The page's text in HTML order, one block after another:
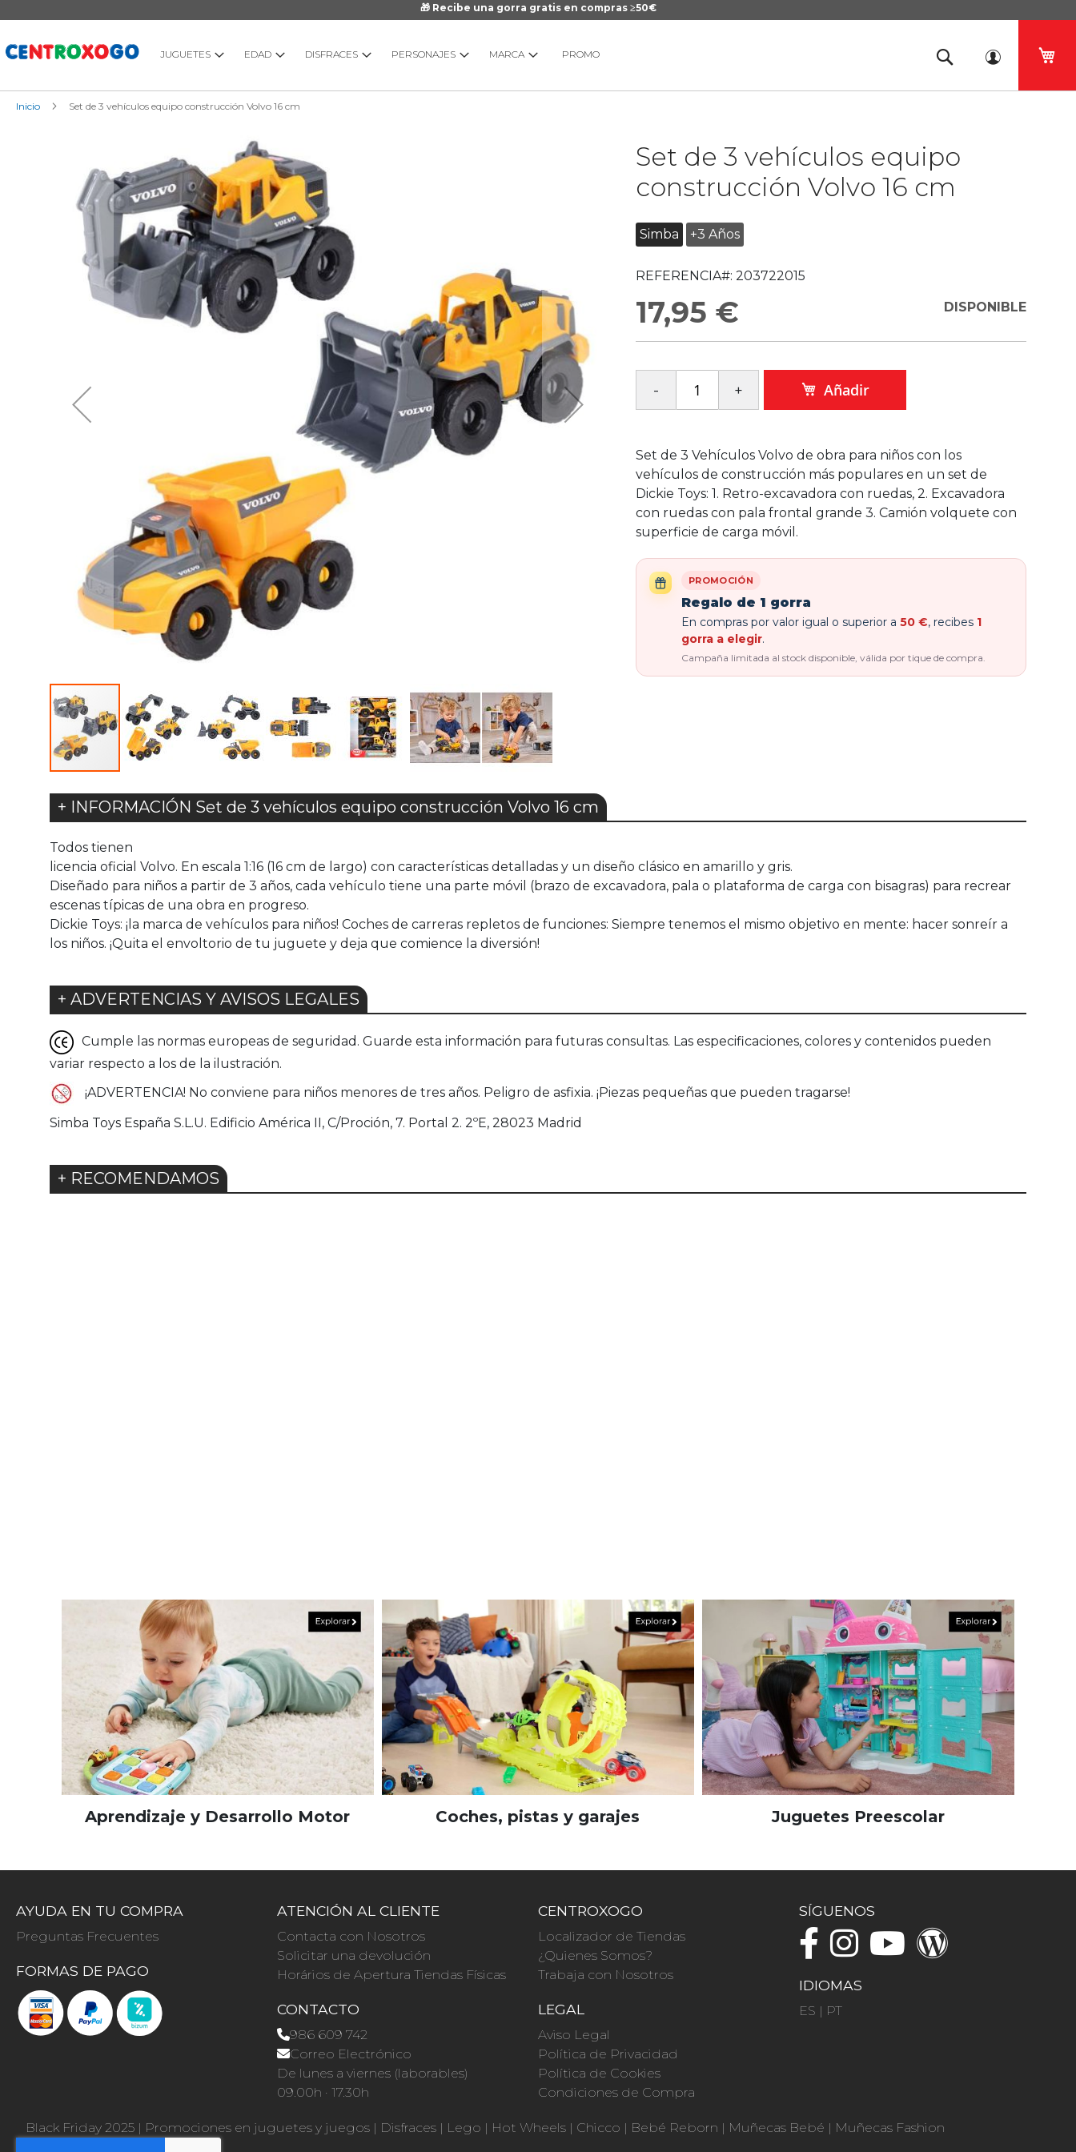
🎁 Recibe una gorra gratis en compras ≥50€
al
JUGUETES EDAD DISFRACES PERSONAJES MARCA PROMO
Inicio Set de 3 vehículos equipo construcción Volvo 16 cm
Set de 3 vehículos equipo
construcción Volvo 16 cm
Simba +3 Años
REFERENCIA#: 203722015
17,95 € DISPONIBLE
Añadir
Set de 3 Vehículos Volvo de obra para niños con los
vehículos de construcción más populares en un set de
Dickie Toys: 1. Retro-excavadora con ruedas, 2. Excavadora
con ruedas con pala frontal grande 3. Camión volquete con
superficie de carga móvil.
PROMOCIÓN
Regalo de 1 gorra
En compras por valor igual o superior a 50 €, recibes 1
gorra a elegir.
Campaña limitada al stock disponible, válida por tique de compra.
galería
imágenes
galería
imágenes
+ INFORMACIÓN Set de 3 vehículos equipo construcción Volvo 16 cm
Todos tienen
licencia oficial Volvo. En escala 1:16 (16 cm de largo) con características detalladas y un diseño clásico en amarillo y gris.
Diseñado para niños a partir de 3 años, cada vehículo tiene una parte móvil (brazo de excavadora, pala o plataforma de carga con bisagras) para recrear
escenas típicas de una obra en progreso.
Dickie Toys: ¡la marca de vehículos para niños! Coches de carreras repletos de funciones: Siempre tenemos el mismo objetivo en mente: hacer sonreír a
los niños. ¡Quita el envoltorio de tu juguete y deja que comience la diversión!
+ ADVERTENCIAS Y AVISOS LEGALES
Cumple las normas europeas de seguridad. Guarde esta información para futuras consultas. Las especificaciones, colores y contenidos pueden
variar respecto a los de la ilustración.
¡ADVERTENCIA! No conviene para niños menores de tres años. Peligro de asfixia. ¡Piezas pequeñas que pueden tragarse!
Simba Toys España S.L.U. Edificio América II, C/Proción, 7. Portal 2. 2ºE, 28023 Madrid
+ RECOMENDAMOS
Aprendizaje y Desarrollo Motor Coches, pistas y garajes Juguetes Preescolar
AYUDA EN TU COMPRA
Preguntas Frecuentes
FORMAS DE PAGO
ATENCIÓN AL CLIENTE
Contacta con Nosotros
Solicitar una devolución
Horários de Apertura Tiendas Físicas
CONTACTO
986 609 742
Correo Electrónico
De lunes a viernes (laborables)
09.00h · 17.30h
CENTROXOGO
Localizador de Tiendas
¿Quienes Somos?
Trabaja con Nosotros
LEGAL
Aviso Legal
Política de Privacidad
Política de Cookies
Condiciones de Compra
SÍGUENOS
IDIOMAS
ES | PT
Black Friday 2025 | Promociones en juguetes y juegos | Disfraces | Lego | Hot Wheels | Chicco | Bebé Reborn | Muñecas Bebé | Muñecas Fashion